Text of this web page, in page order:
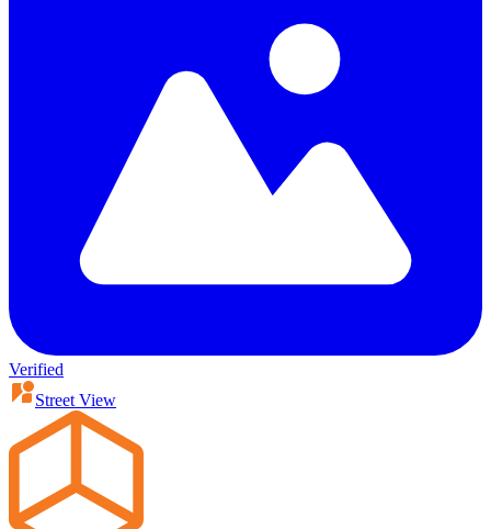
Verified
Street View